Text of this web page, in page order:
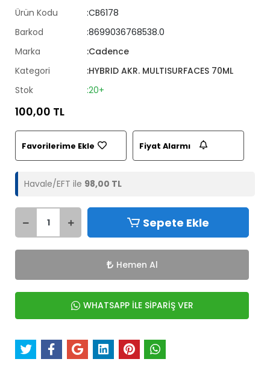
Ürün Kodu
:CB6178
Barkod
:8699036768538.0
Marka
:Cadence
Kategori
:HYBRID AKR. MULTISURFACES 70ML
Stok
:20+
100,00 TL
Favorilerime Ekle Fiyat Alarmı
Havale/EFT ile 98,00 TL
Sepete Ekle
Hemen Al
WHATSAPP İLE SİPARİŞ VER